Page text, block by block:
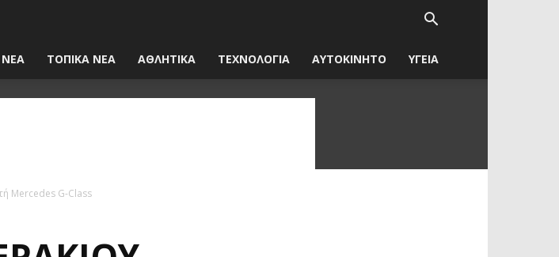
ΤΟΠΙΚΑ ΝΕΑ ΑΘΛΗΤΙΚΑ ΤΕΧΝΟΛΟΓΙΑ ΑΥΤΟΚΙΝΗΤΟ ΥΓΕΙΑ
Mercedes G-Class